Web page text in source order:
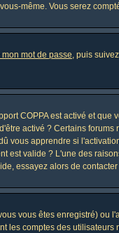
même. Vous serez
mot de passe, puis
COPPA est activé et que
activé ? Certains
vous apprendre si
est valide ? L'une des
essayez alors de
vous êtes enregistré) ou
les comptes des